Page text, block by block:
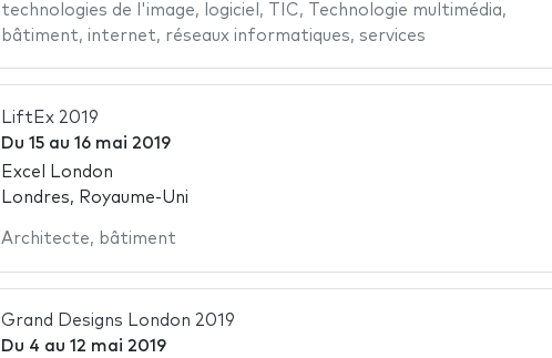
technologies de l'image, logiciel , TIC, Technologie multimédia,
bâtiment, internet, réseaux informatiques, services
LiftEx 2019
Du 15au 16 mai 2019
Excel London
Londres, Royaume-Uni
Architecte, bâtiment
Grand Designs London 2019
Du 4 au 12 mai 2019